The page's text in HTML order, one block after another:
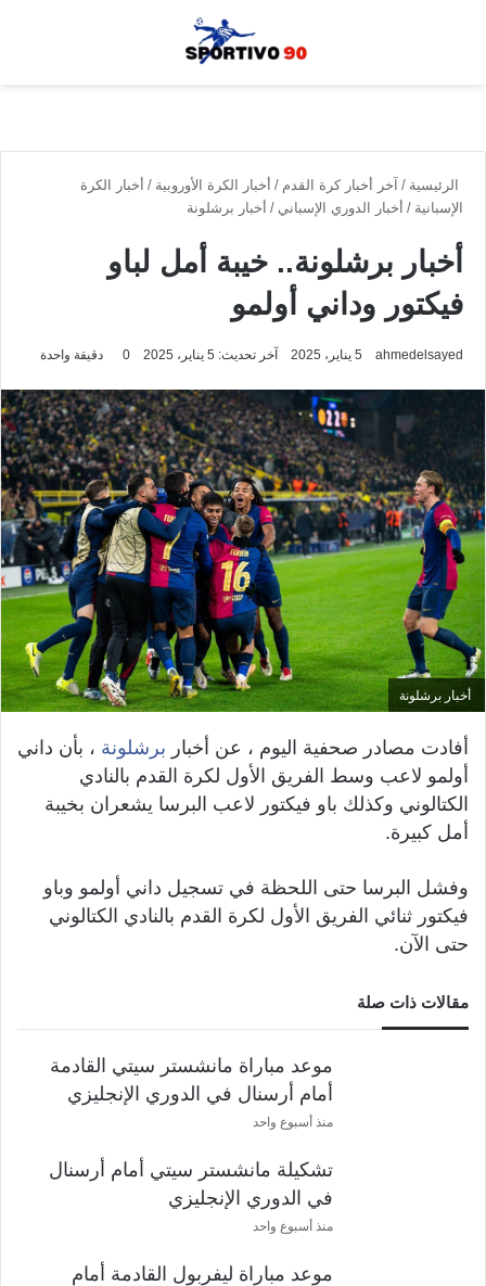
الرئيسية / آخر أخبار كرة القدم / أخبار الكرة الأوروبية / أخبار الكرة
الإسبانية / أخبار الدوري الإسباني / أخبار برشلونة
أخبار برشلونة.. خيبة أمل لباو
فيكتور وداني أولمو
ahmedelsayed 5 يناير، 2025 آخر تحديث: 5 يناير، 2025 0 دقيقة واحدة
أخبار برشلونة
أفادت مصادر صحفية اليوم ، عن أخبار برشلونة ، بأن داني
أولمو لاعب وسط الفريق الأول لكرة القدم بالنادي
الكتالوني وكذلك باو فيكتور لاعب البرسا يشعران بخيبة
أمل كبيرة.
وفشل البرسا حتى اللحظة في تسجيل داني أولمو وباو
فيكتور ثنائي الفريق الأول لكرة القدم بالنادي الكتالوني
حتى الآن.
مقالات ذات صلة
موعد مباراة مانشستر سيتي القادمة
أمام أرسنال في الدوري الإنجليزي
منذ أسبوع واحد
تشكيلة مانشستر سيتي أمام أرسنال
في الدوري الإنجليزي
منذ أسبوع واحد
موعد مباراة ليفربول القادمة أمام